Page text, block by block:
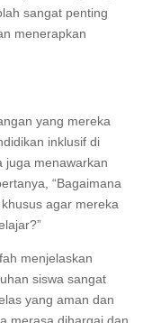
sangat penting
menerapkan
yang mereka
inklusif di
juga menawarkan
“Bagaimana
agar mereka
menjelaskan
siswa sangat
yang aman dan
merasa dihargai dan